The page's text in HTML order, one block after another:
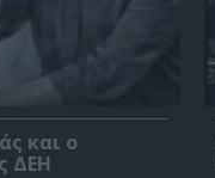
και ο
ΔΕΗ